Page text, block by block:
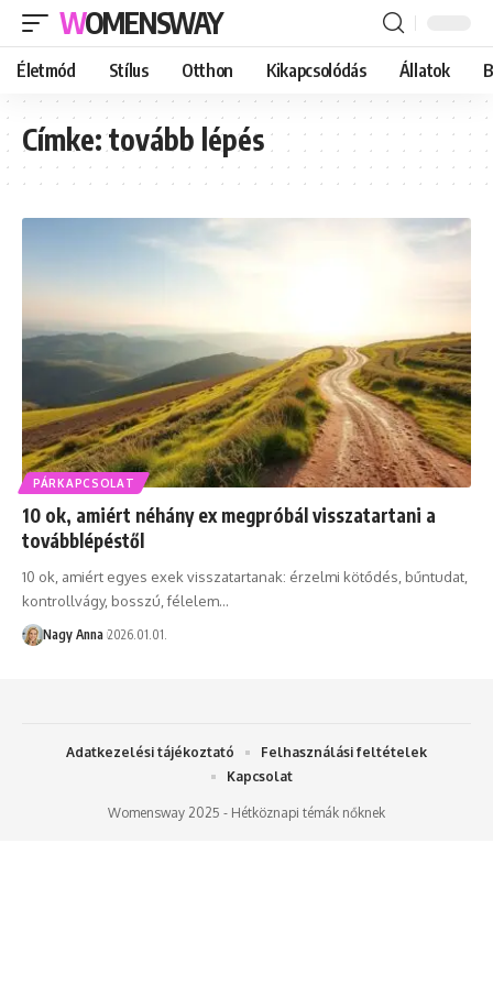
WOMENSWAY
Életmód Stílus Otthon Kikapcsolódás Állatok
Címke:tovább lépés
PÁRKAPCSOLAT
10 ok, amiért néhány ex megpróbál visszatartani a
továbblépéstől
10 ok, amiért egyes exek visszatartanak: érzelmi kötődés, bűntudat,
kontrollvágy, bosszú, félelem…
Nagy Anna 2026.01.01.
Womensway 2025 - Hétköznapi témák nőknek
Adatkezelési tájékoztató
Felhasználási feltételek
Kapcsolat